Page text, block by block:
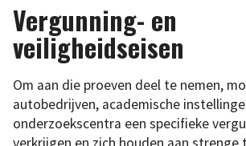
Vergunning- en
veiligheidseisen
Om aan die proeven deel te nemen,
autobedrijven, academische
onderzoekscentra een specifieke